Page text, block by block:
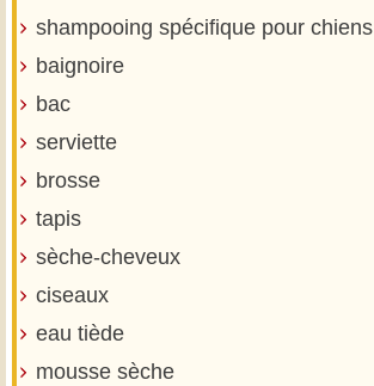
shampooing spécifique pour chiens
baignoire
bac
serviette
brosse
tapis
sèche-cheveux
ciseaux
eau tiède
mousse sèche